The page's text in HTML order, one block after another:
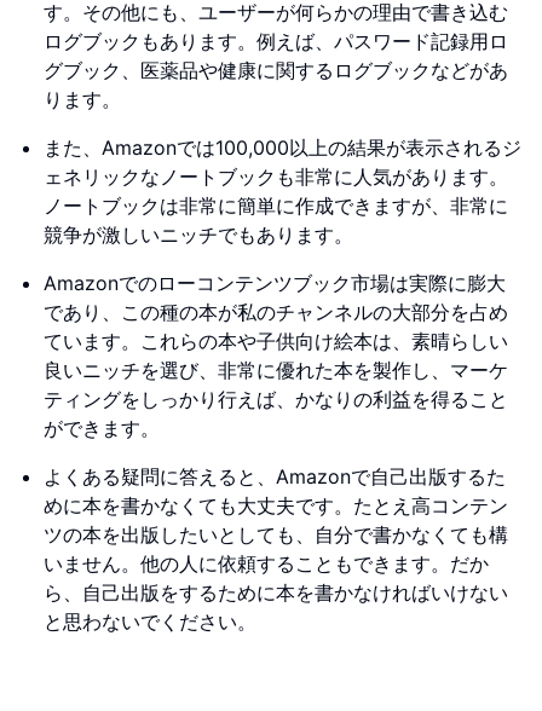
す。その他にも、ユーザーが何らかの理由で書き込む
ログブックもあります。例えば、パスワード記録用ロ
グブック、医薬品や健康に関するログブックなどがあ
ります。
また、Amazonでは100,000以上の結果が表示されるジ
ェネリックなノートブックも非常に人気があります。
ノートブックは非常に簡単に作成できますが、非常に
競争が激しいニッチでもあります。
Amazonでのローコンテンツブック市場は実際に膨大
であり、この種の本が私のチャンネルの大部分を占め
ています。これらの本や子供向け絵本は、素晴らしい
良いニッチを選び、非常に優れた本を製作し、マーケ
ティングをしっかり行えば、かなりの利益を得ること
ができます。
よくある疑問に答えると、Amazonで自己出版するた
めに本を書かなくても大丈夫です。たとえ高コンテン
ツの本を出版したいとしても、自分で書かなくても構
いません。他の人に依頼することもできます。だか
ら、自己出版をするために本を書かなければいけない
と思わないでください。